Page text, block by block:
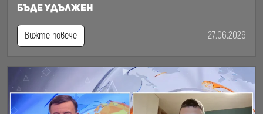
бъде удължен
Вижте повече 27.06.2026